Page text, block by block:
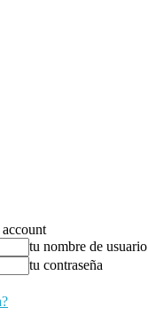
tu nombre de usuario
tu contraseña